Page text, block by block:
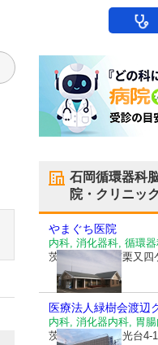
石岡循環器科
院・クリニック
やまぐち医院
内科, 消化器科, 循環
茨城県小美玉市栗又四
医療法人緑樹会渡辺
内科, 消化器内科, 胃
茨城県石岡市東光台4-